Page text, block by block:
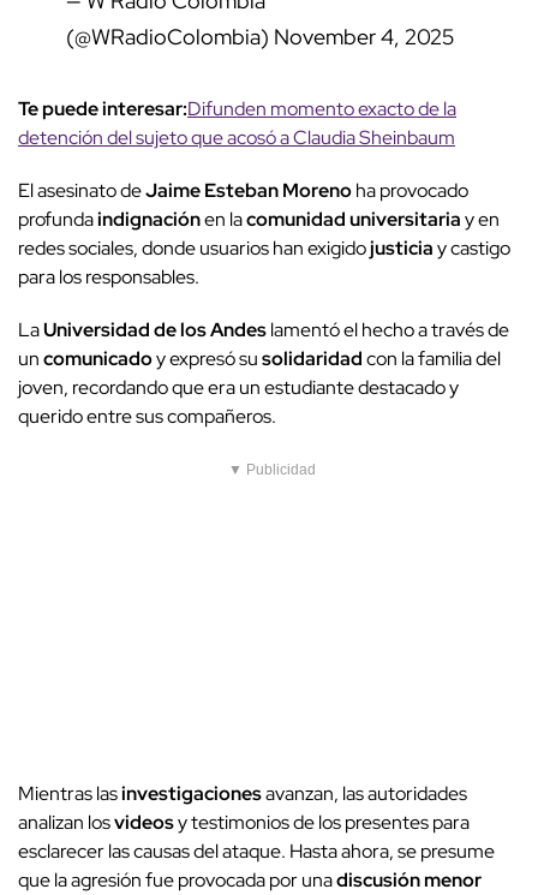
(@WRadioColombia) November 4, 2025
Te puede interesar:Difunden momento exacto de la
detención del sujeto que acosó a Claudia Sheinbaum
El asesinato deJaime Esteban Morenoha provocado
profundaindignaciónen lacomunidad universitariay en
redes sociales, donde usuarios han exigidojusticiay castigo
para los responsables.
LaUniversidad de los Andeslamentó el hecho a través de
uncomunicadoy expresó susolidaridadcon la familia del
joven, recordando que era un estudiante destacado y
querido entre sus compañeros.
▼ Publicidad
Mientras lasinvestigacionesavanzan, las autoridades
analizan losvideosy testimonios de los presentes para
esclarecer las causas del ataque. Hasta ahora, se presume
que la agresión fue provocada por unadiscusión menor